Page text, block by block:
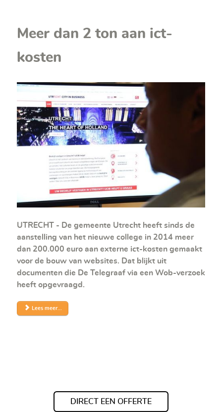
Meer dan 2 ton aan ict-
kosten
UTRECHT - De gemeente Utrecht heeft sinds de
aanstelling van het nieuwe college in 2014 meer
dan 200.000 euro aan externe ict-kosten gemaakt
voor de bouw van websites. Dat blijkt uit
documenten die De Telegraaf via een Wob-verzoek
heeft opgevraagd.
Lees meer...
DIRECT EEN OFFERTE